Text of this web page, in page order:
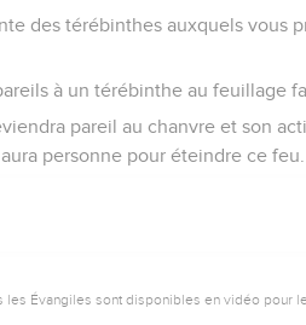
des térébinthes auxquels vous
à un térébinthe au feuillage
pareil au chanvre et son
personne pour éteindre ce feu.
les Évangiles sont disponibles en vidéo pour